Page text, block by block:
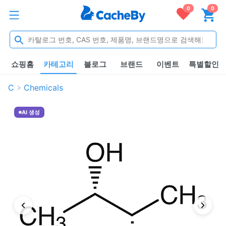
0 0
쇼핑홈 카테고리 블로그 브랜드 이벤트 특별할인
C Chemicals
AI 생성